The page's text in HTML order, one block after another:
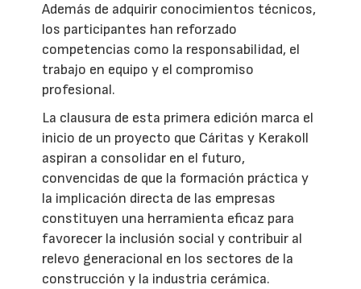
Además de adquirir conocimientos técnicos,
los participantes han reforzado
competencias como la responsabilidad, el
trabajo en equipo y el compromiso
profesional.
La clausura de esta primera edición marca el
inicio de un proyecto que Cáritas y Kerakoll
aspiran a consolidar en el futuro,
convencidas de que la formación práctica y
la implicación directa de las empresas
constituyen una herramienta eficaz para
favorecer la inclusión social y contribuir al
relevo generacional en los sectores de la
construcción y la industria cerámica.